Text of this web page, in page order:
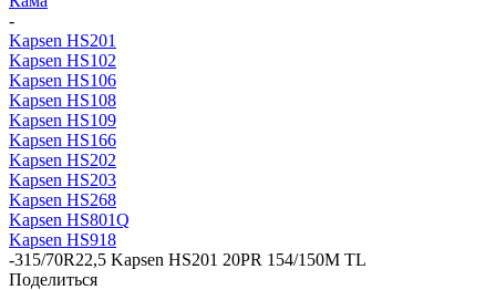
-
Kapsen HS201
Kapsen HS102
Kapsen HS106
Kapsen HS108
Kapsen HS109
Kapsen HS166
Kapsen HS202
Kapsen HS203
Kapsen HS268
Kapsen HS801Q
Kapsen HS918
-315/70R22,5 Kapsen HS201 20PR 154/150M TL
Поделиться